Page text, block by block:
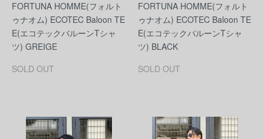
FORTUNA HOMME(フォルト
ゥナオム) ECOTEC Baloon TE
E(エコテックバルーンTシャ
ツ) GREIGE
SOLD OUT
FORTUNA HOMME(フォルト
ゥナオム) ECOTEC Baloon TE
E(エコテックバルーンTシャ
ツ) BLACK
SOLD OUT